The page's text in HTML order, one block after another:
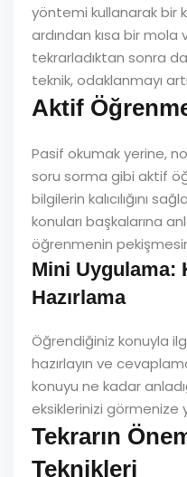
yöntemi kullanarak bir
ardından kısa bir mola
tekrarladıktan sonra
teknik, odaklanmayı
Aktif
Pasif okumak yerine,
soru sorma gibi aktif
bilgilerin kalıcılığını
konuları başkalarına
öğrenmenin
Mini Uygulama:
Hazırlama
Öğrendiğiniz konuyla
hazırlayın ve
konuyu ne kadar
eksiklerinizi görmenize
Tekrarın
Teknikleri